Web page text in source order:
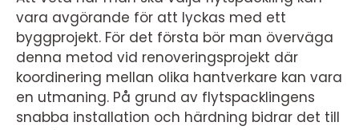
vara avgörande för att lyckas med ett
byggprojekt. För det första bör man överväga
denna metod vid renoveringsprojekt där
koordinering mellan olika hantverkare kan vara
en utmaning. På grund av flytspacklingens
snabba installation och härdning bidrar det till